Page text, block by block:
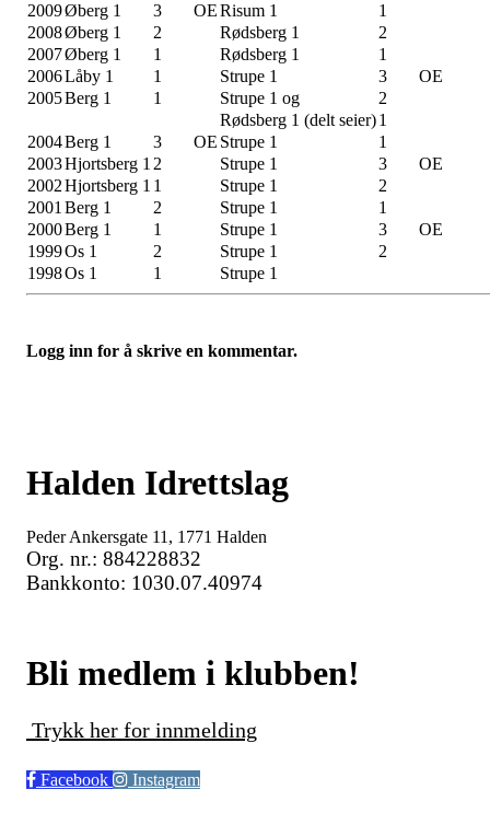
2009Øberg 1 3 OERisum 1
1
2008Øberg 1 2 Rødsberg 1
2
2007Øberg 1 1 Rødsberg 1
1
2006Låby 1 1 Strupe 1 3
OE
2005Berg 1 1 Strupe 1 og
2
Rødsberg 1 (delt seier)1
2004Berg 1 3 OE Strupe 1
1
2003Hjortsberg 1 2 Strupe 1 3
OE
2002Hjortsberg 1 1 Strupe 1
2
2001 Berg 1 2 Strupe 1
1
2000Berg 1 1 Strupe 1 3
OE
1999Os 1 2 Strupe 1
2
1998Os 1 1 Strupe 1
Logg inn for å skrive en kommentar.
Halden Idrettslag
Peder Ankersgate 11, 1771 Halden
Org. nr.: 884228832
Bankkonto: 1030.07.40974
Bli medlem i klubben!
Trykk her for innmelding
Facebook Instagram